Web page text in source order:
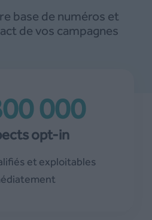
base de numéros et
de vos campagnes
000
opt-in
et exploitables